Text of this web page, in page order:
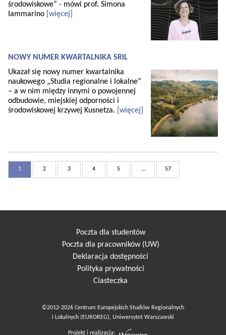
środowiskowe” - mówi prof. Simona
Iammarino [więcej]
NOWY NUMER KWARTALNIKA SRiL
Ukazał się nowy numer kwartalnika
naukowego „Studia regionalne i lokalne”
– a w nim między innymi o powojennej
odbudowie, miejskiej odporności i
środowiskowej krzywej Kusnetza.
[więcej]
1 2 3 4 5 ... 57
Poczta dla studentów
Poczta dla pracowników (UW)
Deklaracja dostępności
Polityka prywatności
Ciasteczka
©2012-2026 Centrum Europejskich Studiów Regionalnych
i Lokalnych (EUROREG), Uniwersytet Warszawski
Projekt i realizacja: